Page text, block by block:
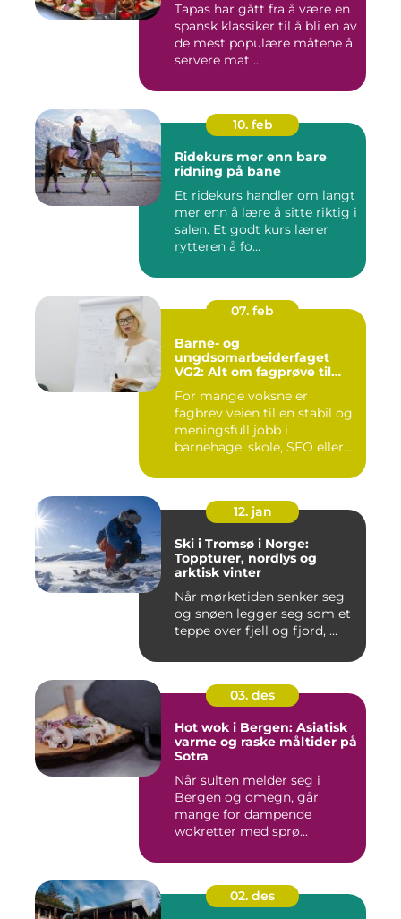
Tapas har gått fra å være en
spansk klassiker til å bli en av
de mest populære måtene å
servere mat ...
10. feb
Ridekurs mer enn bare
ridning på bane
Et ridekurs handler om langt
mer enn å lære å sitte riktig i
salen. Et godt kurs lærer
rytteren å fo...
07. feb
Barne- og
ungdsomarbeiderfaget
VG2: Alt om fagprøve til
ungdomsarbeider
For mange voksne er
fagbrev veien til en stabil og
meningsfull jobb i
barnehage, skole, SFO eller
12. jan
Ski i Tromsø i Norge:
Toppturer, nordlys og
arktisk vinter
Når mørketiden senker seg
og snøen legger seg som et
teppe over fjell og fjord, ...
03. des
Hot wok i Bergen: Asiatisk
varme og raske måltider på
Sotra
Når sulten melder seg i
Bergen og omegn, går
mange for dampende
wokretter med sprø...
02. des